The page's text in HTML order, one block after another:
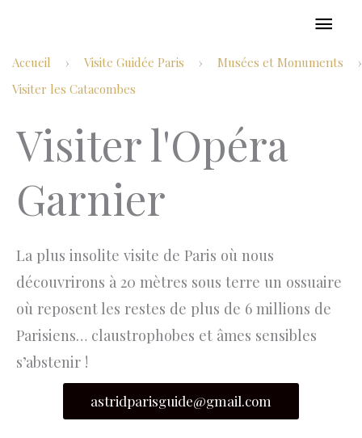
contenu
Accueil › Visite Guidée Paris › Musées et Monuments ›
Visiter les Catacombes
Visiter l'Opéra
Garnier
La plus insolite visite de Paris où nous
découvrirons à 20 mètres sous terre un ossuaire
où reposent les restes de plus de 6 millions de
Parisiens… claustrophobes et âmes sensibles
s’abstenir !
astridparisguide@gmail.com